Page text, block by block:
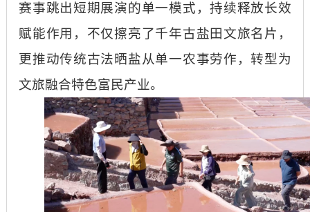
赛事跳出短期展演的单一模式，持续释放长效
赋能作用，不仅擦亮了千年古盐田文旅名片，
更推动传统古法晒盐从单一农事劳作，转型为
文旅融合特色富民产业。